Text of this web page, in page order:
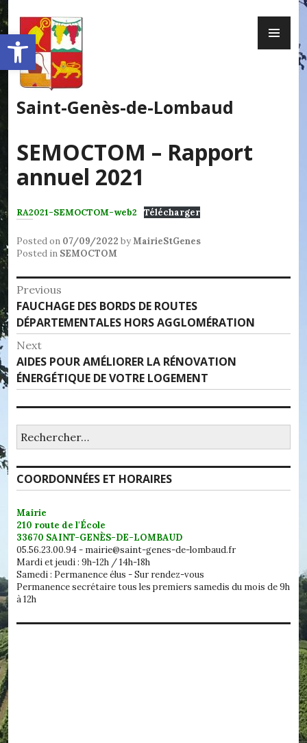
Ouvrir la barre d’outils
content
Saint-Genès-de-Lombaud
SEMOCTOM – Rapport
annuel 2021
RA2021-SEMOCTOM-web2 Télécharger
Posted on 07/09/2022 byMairieStGenes
Posted in SEMOCTOM
Navigation
de
l’article
Previous
Previous
post:
FAUCHAGE DES BORDS DE ROUTES
DÉPARTEMENTALES HORS AGGLOMÉRATION
Next
Next
post:
AIDES POUR AMÉLIORER LA RÉNOVATION
ÉNERGÉTIQUE DE VOTRE LOGEMENT
COORDONNÉES ET HORAIRES
Mairie
210 route de l'École
33670 SAINT-GENÈS-DE-LOMBAUD
05.56.23.00.94 - mairie@saint-genes-de-lombaud.fr
Mardi et jeudi : 9h-12h / 14h-18h
Samedi : Permanence élus - Sur rendez-vous
Permanence secrétaire tous les premiers samedis du mois de 9h
à 12h